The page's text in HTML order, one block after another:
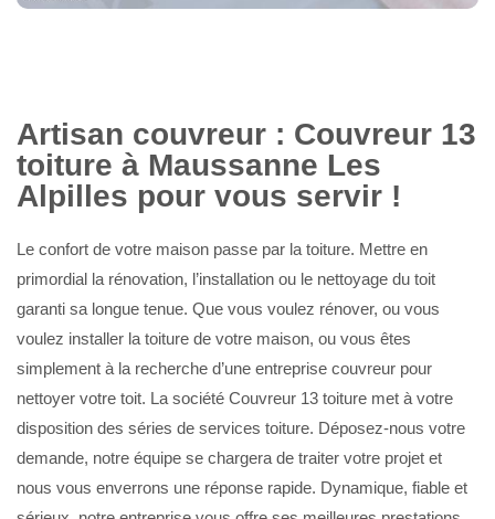
Artisan couvreur : Couvreur 13
toiture à Maussanne Les
Alpilles pour vous servir !
Le confort de votre maison passe par la toiture. Mettre en
primordial la rénovation, l’installation ou le nettoyage du toit
garanti sa longue tenue. Que vous voulez rénover, ou vous
voulez installer la toiture de votre maison, ou vous êtes
simplement à la recherche d’une entreprise couvreur pour
nettoyer votre toit. La société Couvreur 13 toiture met à votre
disposition des séries de services toiture. Déposez-nous votre
demande, notre équipe se chargera de traiter votre projet et
nous vous enverrons une réponse rapide. Dynamique, fiable et